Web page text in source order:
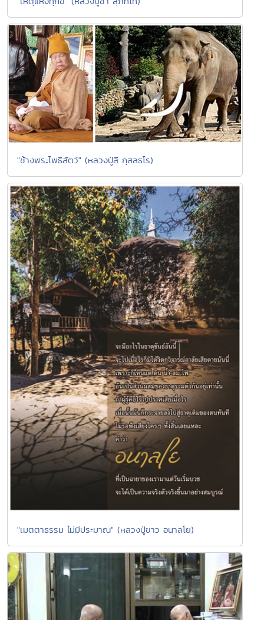
"ช้างพระโพธิสัตว์" (หลวงปู่ลี กุสลธโร)
"เมตตาธรรม ไม่มีประมาณ" (หลวงปู่ขาว อนาลโย)